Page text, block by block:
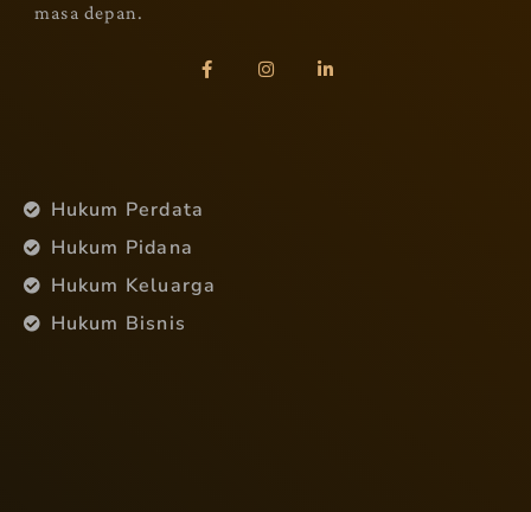
masa depan.
Hukum Perdata
Hukum Pidana
Hukum Keluarga
Hukum Bisnis